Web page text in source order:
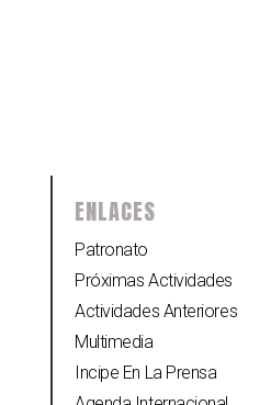
ENLACES
Patronato
Próximas Actividades
Actividades Anteriores
Multimedia
Incipe En La Prensa